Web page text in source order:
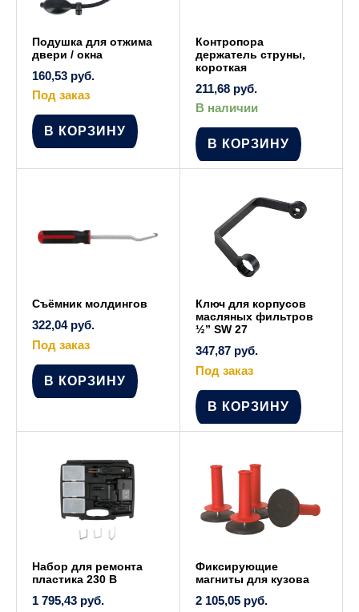
Подушка для отжима
двери / окна
160,53 руб.
Под заказ
В КОРЗИНУ
Контропора
держатель струны,
короткая
211,68 руб.
В наличии
В КОРЗИНУ
Съёмник молдингов
322,04 руб.
Под заказ
В КОРЗИНУ
Ключ для корпусов
масляных фильтров
½” SW 27
347,87 руб.
Под заказ
В КОРЗИНУ
Набор для ремонта
пластика 230 В
1 795,43 руб.
Фиксирующие
магниты для кузова
2 105,05 руб.